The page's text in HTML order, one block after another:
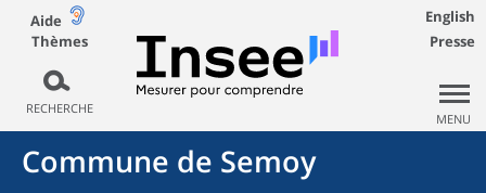
Aide
Thèmes
RECHERCHE
English
Presse
MENU
Commune de Semoy